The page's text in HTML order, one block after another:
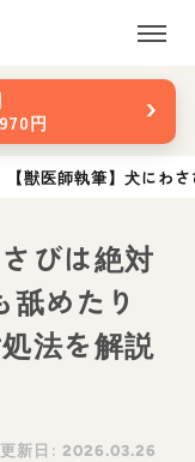
円
›
【獣医師執筆】犬にわ
びは絶対
舐めたり
法を解説
更新日: 2026.03.26